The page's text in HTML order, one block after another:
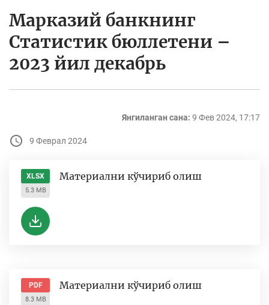
Марказий банкнинг
Статистик бюллетени –
2023 йил декабрь
Янгиланган сана: 9 Фев 2024, 17:17
9 Феврал 2024
XLSX
5.3 MB
Материални кўчириб олиш
PDF
8.3 MB
Материални кўчириб олиш